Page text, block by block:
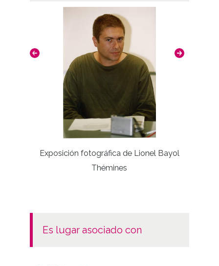
Exposición fotográfica de Lionel Bayol
Thémines
es lugar asociado con